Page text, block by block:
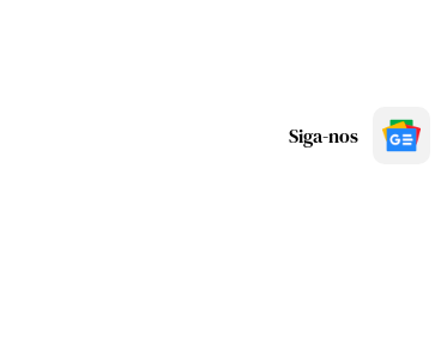
Siga-nos